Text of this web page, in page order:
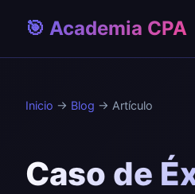
🎯 Academia CPA
Inicio → Blog → Artículo
Caso de